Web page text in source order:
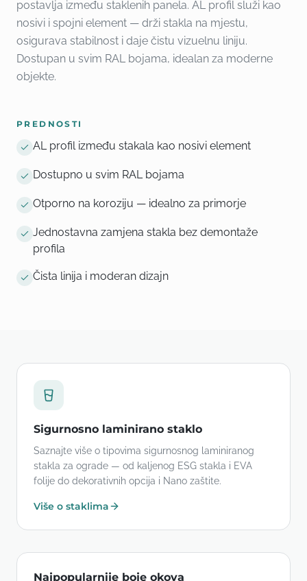
postavlja između staklenih panela. AL profil služi kao
nosivi i spojni element — drži stakla na mjestu,
osigurava stabilnost i daje čistu vizuelnu liniju.
Dostupan u svim RAL bojama, idealan za moderne
objekte.
PREDNOSTI
AL profil između stakala kao nosivi element
Dostupno u svim RAL bojama
Otporno na koroziju — idealno za primorje
Jednostavna zamjena stakla bez demontaže
profila
Čista linija i moderan dizajn
Sigurnosno laminirano staklo
Saznajte više o tipovima sigurnosnog laminiranog
stakla za ograde — od kaljenog ESG stakla i EVA
folije do dekorativnih opcija i Nano zaštite.
Više o staklima
Najpopularnije boje okova